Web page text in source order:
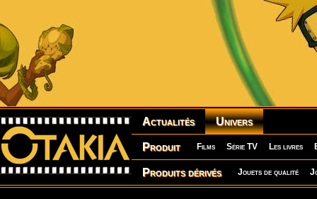
Actualités Univers
Produit Films Série TV Les livres
Produits dérivés Jouets de qualité